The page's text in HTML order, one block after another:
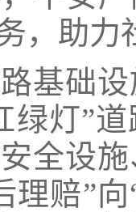
，助力
基础
绿灯”
全设
理赔”